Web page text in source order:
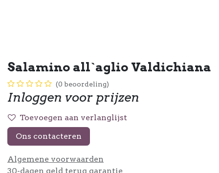
Salamino all`aglio Valdichiana
(0 beoordeling)
Inloggen voor prijzen
Toevoegen aan verlanglijst
Ons contacteren
Algemene voorwaarden
30-dagen geld terug garantie